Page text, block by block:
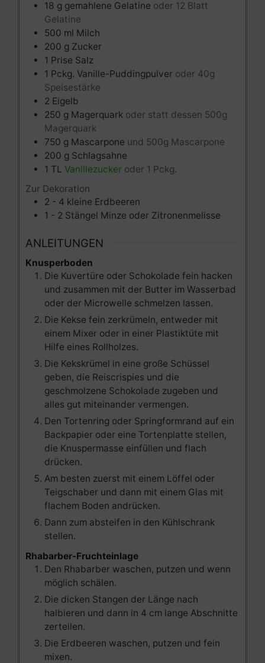
18 g gemahlene Gelatine oder 12 Blatt
Gelatine
500 ml Milch
200 g Zucker
1 Prise Salz
1 Pckg. Vanille-Puddingpulver oder 40g
Speisestärke
2 Eigelb
250 g Magerquark oder statt dessen 500g
Magerquark
750 g Mascarpone und 500g Mascarpone
200 g Schlagsahne
1 TL Vanillezucker oder 1 Pckg.
Zur Dekoration
2 - 4 kleine Erdbeeren
1 - 2 Stängel Minze oder Zitronenmelisse
ANLEITUNGEN
Knusperboden
Die Kuvertüre oder Schokolade fein hacken
und zusammen mit der Butter im Wasserbad
oder der Microwelle schmelzen lassen.
Die Kekse fein zerkrümeln, entweder mit
einem Mixer oder in einer Plastiktüte mit
Hilfe eines Rollholzes.
Die Kekskrümel in eine große Schüssel
geben, die Reiscrispies und die
geschmolzene Schokolade zugeben und
alles gut miteinander vermengen.
Den Tortenring oder Springformrand auf ein
Backpapier oder eine Tortenplatte stellen,
die Knuspermasse einfüllen und flach
drücken.
Am besten zuerst mit einem Löffel oder
Teigschaber und dann mit einem Glas mit
flachem Boden andrücken.
Dann zum absteifen in den Kühlschrank
stellen.
Rhabarber-Fruchteinlage
Den Rhabarber waschen, putzen und wenn
möglich schälen.
Die dicken Stangen der Länge nach
halbieren und dann in 4 cm lange Abschnitte
zerteilen.
Die Erdbeeren waschen, putzen und fein
mixen.